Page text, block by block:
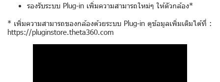
รองรับระบบ Plug-in เพิ่มความสามารถใหม่ๆ ให้ตัวกล้อง*
* เพิ่มความสามารถของกล้องด้วยระบบ Plug-in ดูข้อมูลเพิ่มเติมได้ที่ :
https://pluginstore.theta360.com